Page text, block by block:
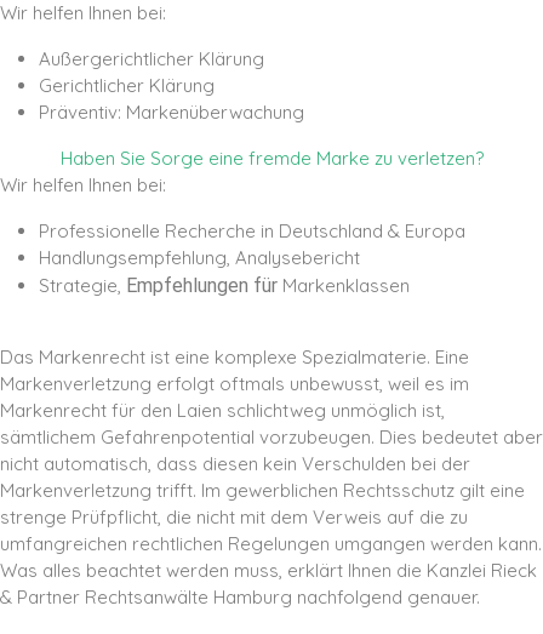
Wir helfen Ihnen bei:
Außergerichtlicher Klärung
Gerichtlicher Klärung
Präventiv: Markenüberwachung
Haben Sie Sorge eine fremde Marke zu verletzen?
Wir helfen Ihnen bei:
Professionelle Recherche in Deutschland & Europa
Handlungsempfehlung, Analysebericht
Strategie, Empfehlungen für Markenklassen
Das Markenrecht ist eine komplexe Spezialmaterie. Eine
Markenverletzung erfolgt oftmals unbewusst, weil es im
Markenrecht für den Laien schlichtweg unmöglich ist,
sämtlichem Gefahrenpotential vorzubeugen. Dies bedeutet aber
nicht automatisch, dass diesen kein Verschulden bei der
Markenverletzung trifft. Im gewerblichen Rechtsschutz gilt eine
strenge Prüfpflicht, die nicht mit dem Verweis auf die zu
umfangreichen rechtlichen Regelungen umgangen werden kann.
Was alles beachtet werden muss, erklärt Ihnen die Kanzlei Rieck
& Partner Rechtsanwälte Hamburg nachfolgend genauer.